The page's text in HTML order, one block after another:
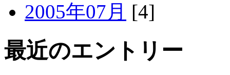
2005年07月 [4]
最近のエントリー